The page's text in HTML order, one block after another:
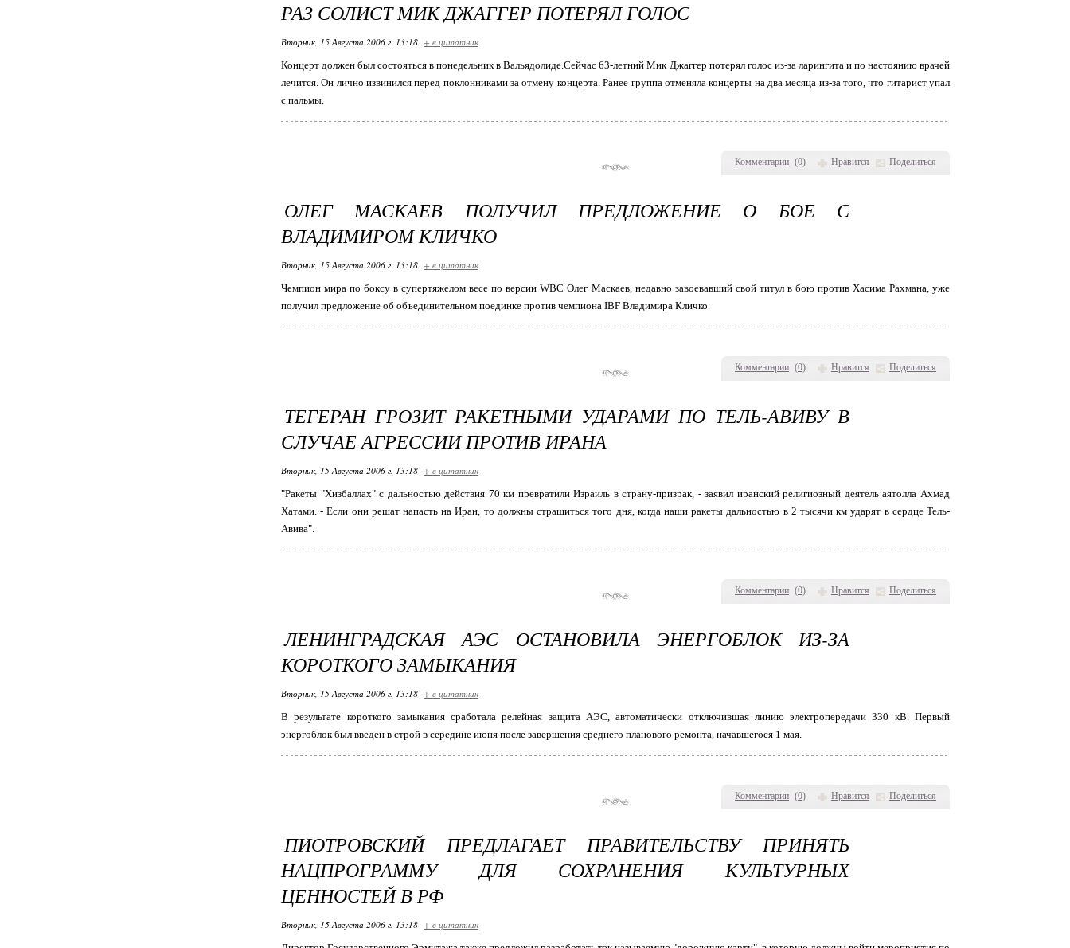
Комментарии (0) Нравится Поделиться
РАЗ СОЛИСТ МИК ДЖАГГЕР ПОТЕРЯЛ ГОЛОС
Вторник, 15 Августа 2006 г. 13:18 + в цитатник
Концерт должен был состояться в понедельник в Вальядолиде.Сейчас 63-летний Мик Джаггер потерял голос из-за ларингита и по настоянию врачей
лечится. Он лично извинился перед поклонниками за отмену концерта. Ранее группа отменяла концерты на два месяца из-за того, что гитарист упал
с пальмы.
Комментарии (0) Нравится Поделиться
ОЛЕГ МАСКАЕВ ПОЛУЧИЛ ПРЕДЛОЖЕНИЕ О БОЕ С
ВЛАДИМИРОМ КЛИЧКО
Вторник, 15 Августа 2006 г. 13:18 + в цитатник
Чемпион мира по боксу в супертяжелом весе по версии WBC Олег Маскаев, недавно завоевавший свой титул в бою против Хасима Рахмана, уже
получил предложение об объединительном поединке против чемпиона IBF Владимира Кличко.
Комментарии (0) Нравится Поделиться
ТЕГЕРАН ГРОЗИТ РАКЕТНЫМИ УДАРАМИ ПО ТЕЛЬ-АВИВУ В
СЛУЧАЕ АГРЕССИИ ПРОТИВ ИРАНА
Вторник, 15 Августа 2006 г. 13:18 + в цитатник
"Ракеты "Хизбаллах" с дальностью действия 70 км превратили Израиль в страну-призрак, - заявил иранский религиозный деятель аятолла Ахмад
Хатами. - Если они решат напасть на Иран, то должны страшиться того дня, когда наши ракеты дальностью в 2 тысячи км ударят в сердце Тель-
Авива".
Комментарии (0) Нравится Поделиться
ЛЕНИНГРАДСКАЯ АЭС ОСТАНОВИЛА ЭНЕРГОБЛОК ИЗ-ЗА
КОРОТКОГО ЗАМЫКАНИЯ
Вторник, 15 Августа 2006 г. 13:18 + в цитатник
В результате короткого замыкания сработала релейная защита АЭС, автоматически отключившая линию электропередачи 330 кВ. Первый
энергоблок был введен в строй в середине июня после завершения среднего планового ремонта, начавшегося 1 мая.
ПИОТРОВСКИЙ ПРЕДЛАГАЕТ ПРАВИТЕЛЬСТВУ ПРИНЯТЬ
НАЦПРОГРАММУ ДЛЯ СОХРАНЕНИЯ КУЛЬТУРНЫХ
ЦЕННОСТЕЙ В РФ
Вторник, 15 Августа 2006 г. 13:18 + в цитатник